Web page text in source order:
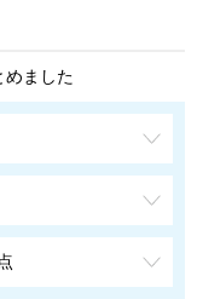
めました